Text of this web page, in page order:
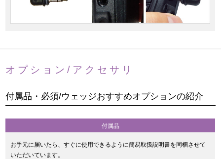
オプション/アクセサリ
付属品・必須/ウェッジおすすめオプションの紹介
付属品
お手元に届いたら、すぐに使用できるように簡易取扱説明書を同梱させて
いただいています。